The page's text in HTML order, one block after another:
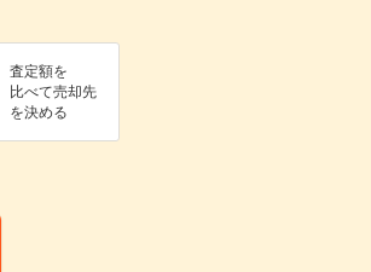
査定額を
比べて売却先
を決める